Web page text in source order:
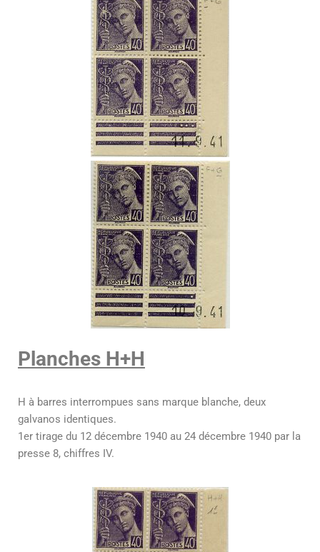
Planches H+H
H à barres interrompues sans marque blanche, deux
galvanos identiques.
1er tirage du 12 décembre 1940 au 24 décembre 1940 par la
presse 8, chiffres IV.